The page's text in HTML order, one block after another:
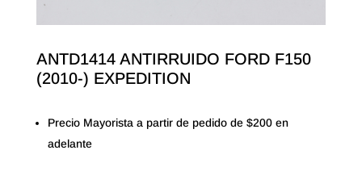
ANTD1414 ANTIRRUIDO FORD F150
(2010-) EXPEDITION
Precio Mayorista a partir de pedido de $200 en
adelante